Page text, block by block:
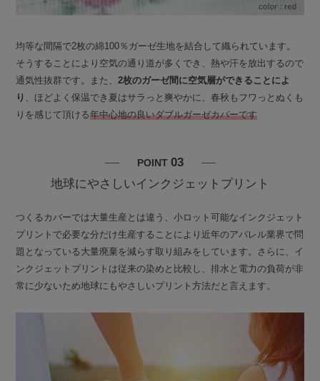
均等な間隔で2枚の綿100％ガーゼ生地を結合して織られています。
そうすることにより空気の通り道が多くでき、熱や汗を放出するので
通気性抜群です。また、2枚のガーゼ間に空気層ができることによ
り
、ほどよく保温でき夏はサラっと爽やかに、春秋もフワっとぬくも
りを感じて頂ける年中心地の良いダブルガーゼカバーです
POINT 03
地球にやさしいインクジェットプリント
つくるカバーでは大量生産とは違う、小ロット可能なインクジェット
プリントで必要な分だけ生産することにより近年のアパレル業界で問
題となっている大量廃棄を減らす取り組みをしています。さらに、イ
ンクジェットプリントは従来の染めと比較し、排水と電力の負荷が非
常に少ないため地球にもやさしいプリント方法だと言えます。